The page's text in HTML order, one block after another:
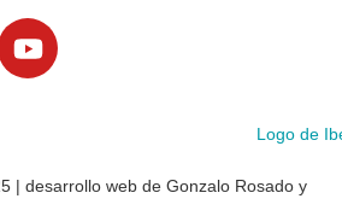
| desarrollo web de Gonzalo Rosado y